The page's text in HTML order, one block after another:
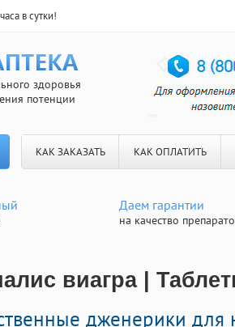
в сутки!
здоровья
потенции
КАК ЗАКАЗАТЬ КАК ОПЛАТИТЬ
Даем гарантии
на качество
виагра |
дженерики